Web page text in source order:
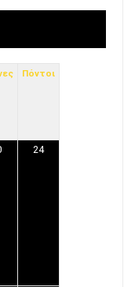
Οκτωβρίου 2023
Πόντοι
24